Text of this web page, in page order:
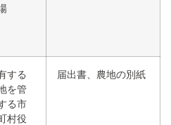
する
を管
る市
村役
届出書、農地の別紙